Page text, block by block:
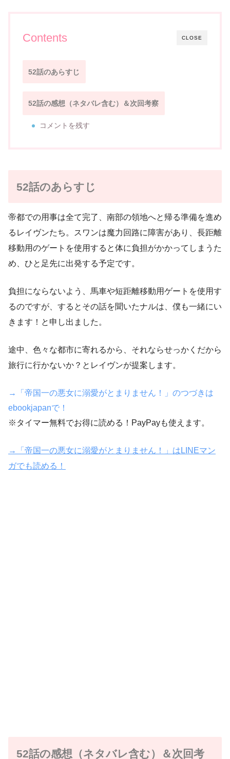
CLOSE
Contents
52話のあらすじ
52話の感想（ネタバレ含む）＆次回考察
コメントを残す
52話のあらすじ
帝都での用事は全て完了、南部の領地へと帰る準備を進め
るレイヴンたち。スワンは魔力回路に障害があり、長距離
移動用のゲートを使用すると体に負担がかかってしまうた
め、ひと足先に出発する予定です。
負担にならないよう、馬車や短距離移動用ゲートを使用す
るのですが、するとその話を聞いたナルは、僕も一緒にい
きます！と申し出ました。
途中、色々な都市に寄れるから、それならせっかくだから
旅行に行かないか？とレイヴンが提案します。
→「帝国一の悪女に溺愛がとまりません！」のつづきは
ebookjapanで！
※タイマー無料でお得に読める！PayPayも使えます。
→「帝国一の悪女に溺愛がとまりません！」はLINEマン
ガでも読める！
52話の感想（ネタバレ含む）＆次回考